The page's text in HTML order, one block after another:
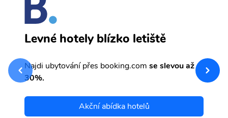
Levné hotely blízko letiště
Najdi ubytování přes booking.com se slevou až
30%.
Akční abídka hotelů